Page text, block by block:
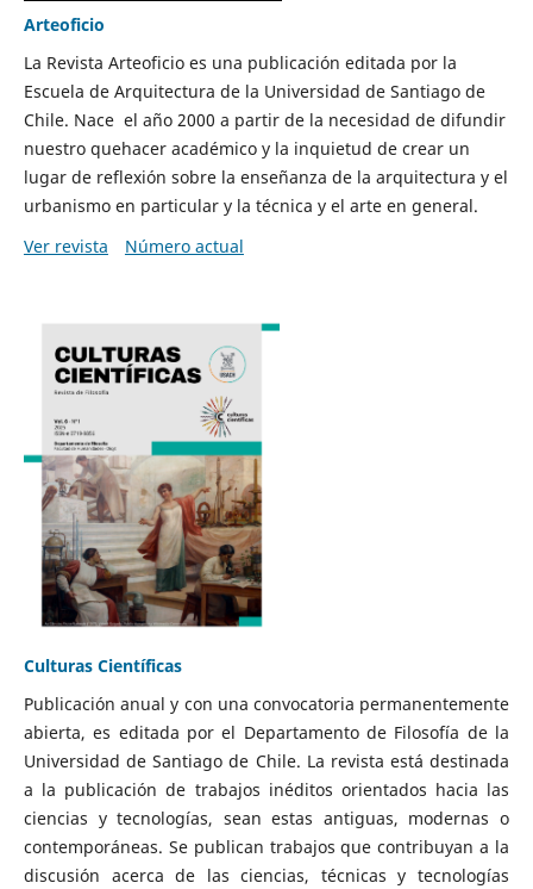
Arteoficio
La Revista Arteoficio es una publicación editada por la
Escuela de Arquitectura de la Universidad de Santiago de
Chile. Nace el año 2000 a partir de la necesidad de difundir
nuestro quehacer académico y la inquietud de crear un
lugar de reflexión sobre la enseñanza de la arquitectura y el
urbanismo en particular y la técnica y el arte en general.
Ver revista
Número actual
Culturas Científicas
Publicación anual y con una convocatoria permanentemente
abierta, es editada por el Departamento de Filosofía de la
Universidad de Santiago de Chile. La revista está destinada
a la publicación de trabajos inéditos orientados hacia las
ciencias y tecnologías, sean estas antiguas, modernas o
contemporáneas. Se publican trabajos que contribuyan a la
discusión acerca de las ciencias, técnicas y tecnologías